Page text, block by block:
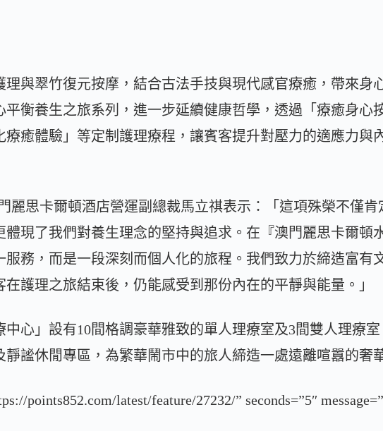
理與翠竹復元按摩，結合古法手技與現代感官療癒，帶來身
平衡養生之旅系列，進一步延續健康哲學，透過「療癒身心
療癒體驗」等定制護理療程，讓賓客提升對壓力的適應力與
麗思卡爾頓酒店營運副總裁馬立祺表示：「這項殊榮不僅肯
體現了我們對養生理念的堅持與追求。在『澳門麗思卡爾頓
服務，而是一段深刻而個人化的旅程。我們致力於締造富有
護理之旅結束後，仍能感受到那份內在的平靜與能量。」
中心」設有10間格調豪華雅致的單人理療室及3間雙人理療
謐休閒專區，為繁華鬧市中的旅人締造一處遠離喧囂的奢
points852.com/latest/feature/27232/” seconds=”5″